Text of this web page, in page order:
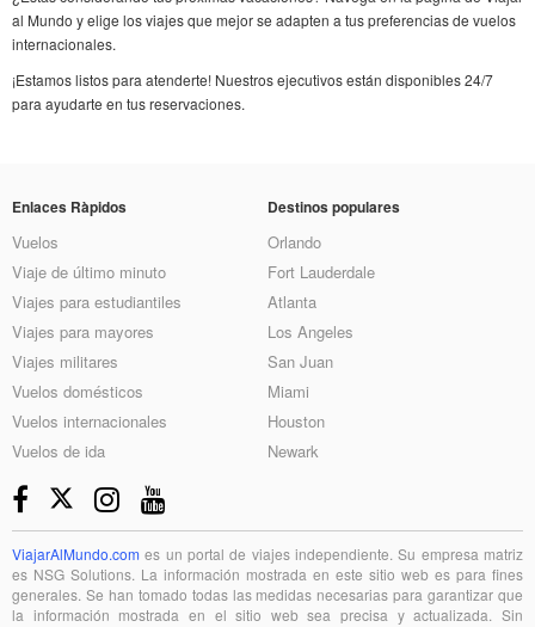
al Mundo y elige los viajes que mejor se adapten a tus preferencias de vuelos
internacionales.
¡Estamos listos para atenderte! Nuestros ejecutivos están disponibles 24/7
para ayudarte en tus reservaciones.
Enlaces Ràpidos
Vuelos
Viaje de último minuto
Viajes para estudiantiles
Viajes para mayores
Viajes militares
Vuelos domésticos
Vuelos internacionales
Vuelos de ida
Destinos populares
Orlando
Fort Lauderdale
Atlanta
Los Angeles
San Juan
Miami
Houston
Newark
ViajarAlMundo.com es un portal de viajes independiente. Su empresa matriz
es NSG Solutions. La información mostrada en este sitio web es para fines
generales. Se han tomado todas las medidas necesarias para garantizar que
la información mostrada en el sitio web sea precisa y actualizada. Sin